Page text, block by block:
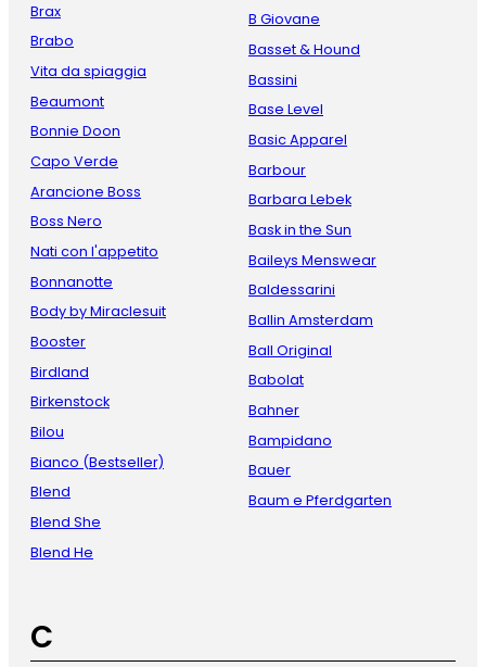
Brax
Brabo
Vita da spiaggia
Beaumont
Bonnie Doon
Capo Verde
Arancione Boss
Boss Nero
Nati con l'appetito
Bonnanotte
Body by Miraclesuit
Booster
Birdland
Birkenstock
Bilou
Bianco (Bestseller)
Blend
Blend She
Blend He
B Giovane
Basset & Hound
Bassini
Base Level
Basic Apparel
Barbour
Barbara Lebek
Bask in the Sun
Baileys Menswear
Baldessarini
Ballin Amsterdam
Ball Original
Babolat
Bahner
Bampidano
Bauer
Baum e Pferdgarten
C